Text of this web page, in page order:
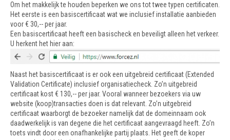
Om het makkelijk te houden beperken we ons tot twee typen certificaten.
Het eerste is een basiscertificaat wat we inclusief installatie aanbieden
voor € 30,-- per jaar.
Een basiscertificaat heeft een basischeck en beveiligt alleen het verkeer.
U herkent het hier aan:
Naast het basiscertificaat is er ook een uitgebreid certificaat (Extended
Validation Certificate) inclusief organisatiecheck. Zo’n uitgebreid
certificaat kost € 130,-- per jaar. Vooral wanneer bezoekers via uw
website (koop)transacties doen is dat relevant. Zo’n uitgebreid
certificaat waarborgt de bezoeker namelijk dat de domeinnaam ook
daadwerkelijk is van degene die het certificaat aangevraagd heeft. Zo’n
toets vindt door een onafhankelijke partij plaats. Het geeft de koper